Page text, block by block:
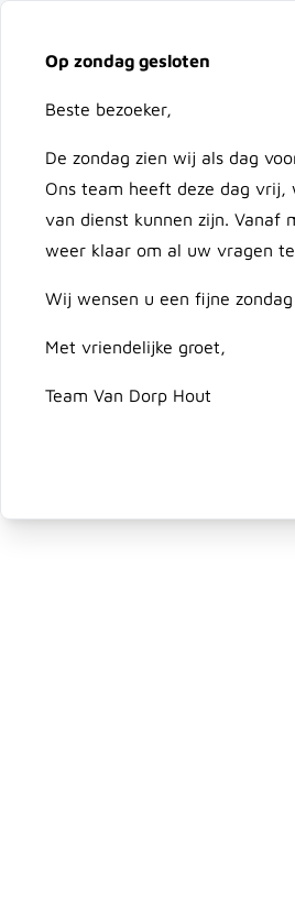
Op zondag gesloten
Beste bezoeker,
De zondag zien wij als dag
Ons team heeft deze dag vrij,
van dienst kunnen zijn. Vanaf
weer klaar om al uw vragen
Wij wensen u een fijne
Met vriendelijke groet,
Team Van Dorp Hout
Ga naar de inhoud
Doorzoek de hele winkel
Lariks/douglas
45x95